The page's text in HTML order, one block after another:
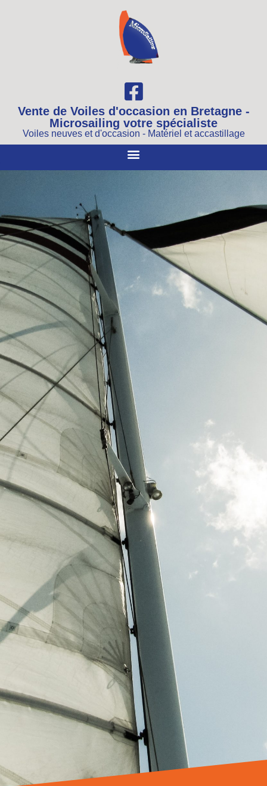
Vente de Voiles d'occasion en Bretagne -
Microsailing votre spécialiste
Voiles neuves et d'occasion - Matériel et accastillage